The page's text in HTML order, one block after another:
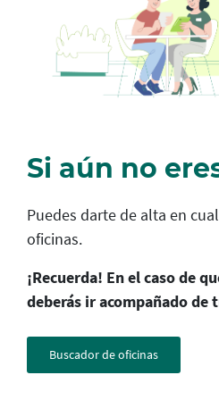
Si aún no
Puedes darte de alta en
oficinas.
¡Recuerda! En el caso de
deberás ir acompañado de
Buscador de oficinas